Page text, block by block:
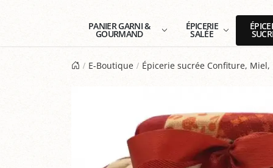
PANIER GARNI &
GOURMAND
ÉPICERIE
SALÉE
E-Boutique Épicerie sucrée Confiture,